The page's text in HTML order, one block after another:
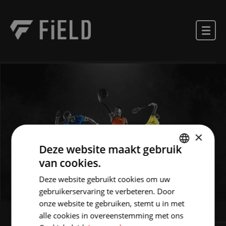
×
Deze website maakt gebruik
van cookies.
Deze website gebruikt cookies om uw
gebruikerservaring te verbeteren. Door
onze website te gebruiken, stemt u in met
alle cookies in overeenstemming met ons